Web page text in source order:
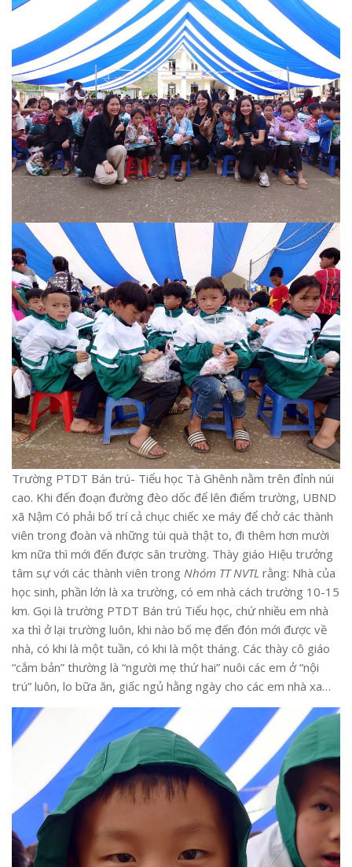
Trường PTDT Bán trú- Tiểu học Tà Ghênh nằm trên đỉnh núi
cao. Khi đến đoạn đường đèo dốc để lên điểm trường, UBND
xã Nậm Có phải bố trí cả chục chiếc xe máy để chở các thành
viên trong đoàn và những túi quà thật to, đi thêm hơn mười
km nữa thì mới đến được sân trường. Thày giáo Hiệu trưởng
tâm sự với các thành viên trong Nhóm TT NVTL rằng: Nhà của
học sinh, phần lớn là xa trường, có em nhà cách trường 10-15
km. Gọi là trường PTDT Bán trú Tiểu học, chứ nhiều em nhà
xa thì ở lại trường luôn, khi nào bố mẹ đến đón mới được về
nhà, có khi là một tuần, có khi là một tháng. Các thày cô giáo
“cắm bản” thường là “người mẹ thứ hai” nuôi các em ở “nội
trú” luôn, lo bữa ăn, giấc ngủ hằng ngày cho các em nhà xa…